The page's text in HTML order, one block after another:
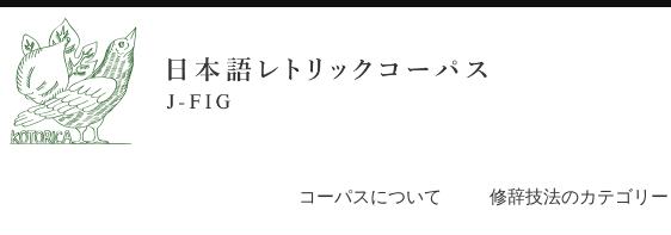
コーパスについて 修辞技法のカテゴリー